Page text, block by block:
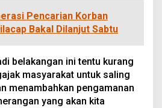
Pencarian Korban
Bakal Dilanjut Sabtu
belakangan ini tentu kurang
masyarakat untuk saling
menambahkan pengamanan
yang akan kita